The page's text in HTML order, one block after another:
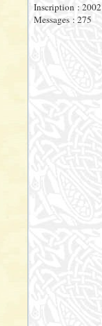
Inscription : 2002
Messages : 275